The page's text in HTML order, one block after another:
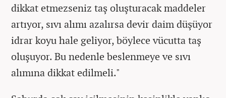
dikkat etmezseniz taş oluşturacak maddeler
artıyor, sıvı alımı azalırsa devir daim düşüyor
idrar koyu hale geliyor, böylece vücutta taş
oluşuyor. Bu nedenle beslenmeye ve sıvı
alımına dikkat edilmeli."